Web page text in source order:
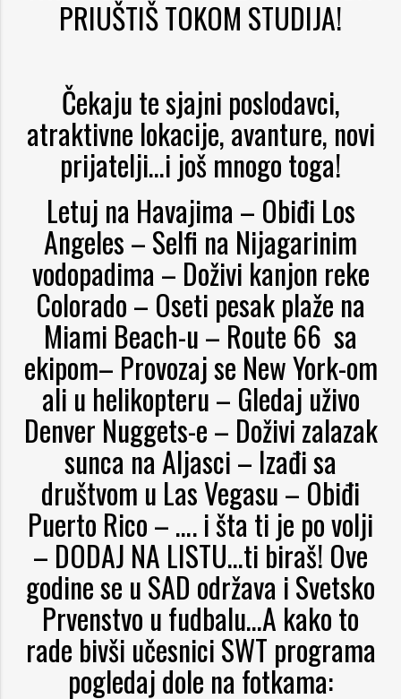
PRIUŠTIŠ TOKOM STUDIJA!
Čekaju te sjajni poslodavci,
atraktivne lokacije, avanture, novi
prijatelji…i još mnogo toga!
Letuj na Havajima – Obiđi Los
Angeles – Selfi na Nijagarinim
vodopadima – Doživi kanjon reke
Colorado – Oseti pesak plaže na
Miami Beach-u – Route 66 sa
ekipom– Provozaj se New York-om
ali u helikopteru – Gledaj uživo
Denver Nuggets-e – Doživi zalazak
sunca na Aljasci – Izađi sa
društvom u Las Vegasu – Obiđi
Puerto Rico – …. i šta ti je po volji
– DODAJ NA LISTU…ti biraš! Ove
godine se u SAD održava i Svetsko
Prvenstvo u fudbalu…A kako to
rade bivši učesnici SWT programa
pogledaj dole na fotkama: